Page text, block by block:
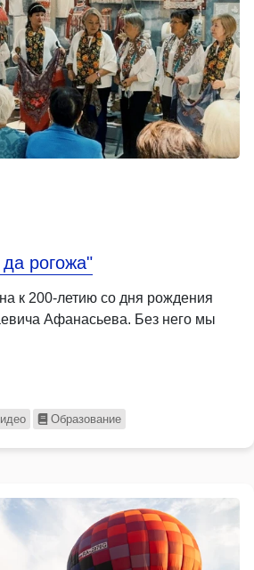
рогожа"
к 200-летию со дня рождения
Афанасьева. Без него мы
Образование